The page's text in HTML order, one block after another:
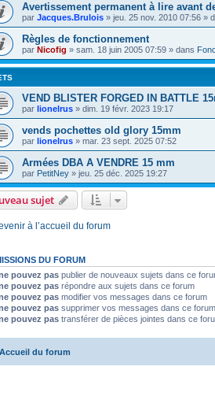
Avertissement permanent à lire avant
par Jacques.Brulois » jeu. 25 nov. 2010 07:56 »
Règles de fonctionnement
par Nicofig » sam. 18 juin 2005 07:59 » dans
VEND BLISTER FORGED IN BATTLE
par lionelrus » dim. 19 févr. 2023 19:17
vends pochettes old glory 15mm
par lionelrus » mar. 23 sept. 2025 07:52
Armées DBA A VENDRE 15 mm
par PetitNey » jeu. 25 déc. 2025 19:27
sujet
à l’accueil du forum
DU FORUM
pouvez pas publier de nouveaux sujets dans ce
pouvez pas répondre aux sujets dans ce forum
pouvez pas modifier vos messages dans ce forum
pouvez pas supprimer vos messages dans ce forum
pouvez pas transférer de pièces jointes dans ce
Accueil du forum